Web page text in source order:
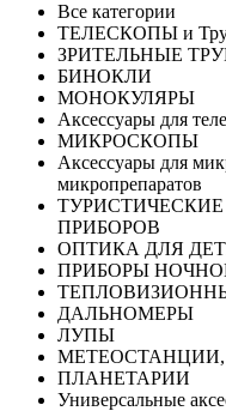
Все категории
ТЕЛЕСКОПЫ и
ЗРИТЕЛЬНЫЕ
БИНОКЛИ
МОНОКУЛЯРЫ
Аксессуары для
МИКРОСКОПЫ
Аксессуары для
микропрепаратов
ПРИБОРОВ
ОПТИКА ДЛЯ
ПРИБОРЫ
ДАЛЬНОМЕРЫ
ЛУПЫ
ПЛАНЕТАРИИ
Универсальные